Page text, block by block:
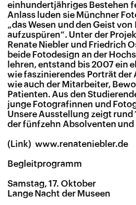
einhundertjähriges Bestehen
Anlass luden sie Münchner
„das Wesen und den Geist
aufzuspüren“. Unter der
Renate Niebler und Friedrich
beide Fotodesign an der
lehren, entstand bis 2007 ein
wie faszinierendes Porträt der
wie auch der Mitarbeiter,
Patienten. Aus den
junge Fotografinnen und
Unsere Ausstellung zeigt rund
der fünfzehn Absolventen und
www​.renateniebler​.de
Begleitprogramm
Samstag, 17. Oktober
Lange Nacht der Museen